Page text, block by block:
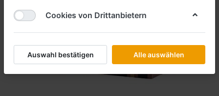
Cookies von Drittanbietern
Auswahl bestätigen Alle auswählen